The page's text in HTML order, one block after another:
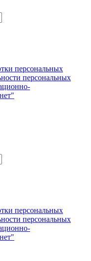
персональных
персональных
персональных
персональных